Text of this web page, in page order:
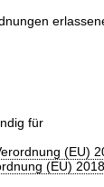
für
(EU)
(EU)